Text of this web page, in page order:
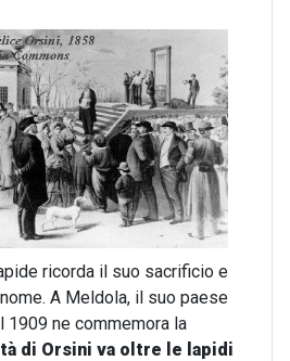
ricorda il suo sacrificio e
A Meldola, il suo paese
1909 ne commemora la
di Orsini va oltre le lapidi